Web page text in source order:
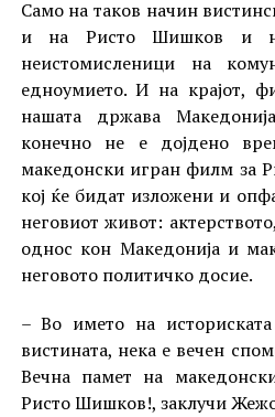
Само на таков начин
и на Ристо Шишков и
неистомисленици на
едноумието. И на крајот,
нашата држава
конечно не е дојдено
македонски игран филм за
кој ќе бидат изложени и
неговиот живот:
однос кон Македонија и
неговото политичко досие.
– Во името на
вистината, нека е вечен
Вечна памет на
Ристо Шишков!, заклучи